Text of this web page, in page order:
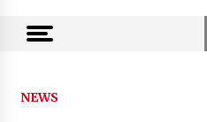
NEWS